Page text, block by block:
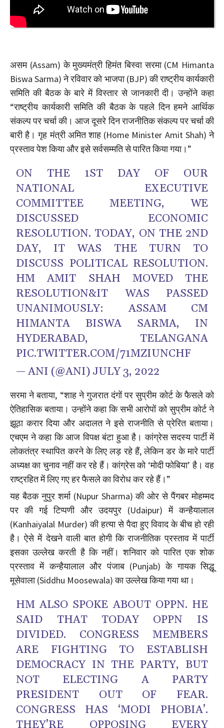
असम (Assam) के मुख्यमंत्री हिमंत बिस्वा सरमा (CM Himanta
Biswa Sarma) ने रविवार को भाजपा (BJP) की राष्ट्रीय कार्यकारी
समिति की बैठक के बारे में विस्तार से जानकारी दी। उन्होंने कहा
“राष्ट्रीय कार्यकारी समिति की बैठक के पहले दिन हमने आर्थिक
संकल्प पर चर्चा की। आज दूसरे दिन राजनीतिक संकल्प पर चर्चा की
बारी है। गृह मंत्री अमित शाह (Home Minister Amit Shah) ने
प्रस्ताव पेश किया और इसे सर्वसम्मति से पारित किया गया।”
ON THE 1ST DAY OF OUR
NATIONAL EXECUTIVE
COMMITTEE MEETING, WE
DISCUSSED ECONOMIC
RESOLUTION. TODAY, ON THE 2ND
DAY, IT WAS THE TURN TO
DISCUSS POLITICAL RESOLUTION.
HM AMIT SHAH MOVED THE
RESOLUTION&IT WAS PASSED
UNANIMOUSLY: ASSAM CM
HIMANTA BISWA SARMA, IN
HYDERABAD, TELANGANA
PIC.TWITTER.COM/71MZIUNCHF
— ANI (@ANI) JULY 3, 2022
सरमा ने बताया, “शाह ने गुजरात दंगों पर सुप्रीम कोर्ट के फैसले को
ऐतिहासिक बताया। उन्होंने कहा कि सभी आरोपों को सुप्रीम कोर्ट ने
झूठा करार दिया और अदालत ने इसे राजनीति से प्रेरित बताया।
एचएम ने कहा कि आज विपक्ष बंटा हुआ है। कांग्रेस सदस्य पार्टी में
लोकतंत्र स्थापित करने के लिए लड़ रहे हैं, लेकिन डर के मारे पार्टी
अध्यक्ष का चुनाव नहीं कर रहे हैं। कांग्रेस को ‘मोदी फोबिया’ है। वह
राष्ट्रहित में लिए गए हर फैसले का विरोध कर रहे हैं।”
यह बैठक नुपुर शर्मा (Nupur Sharma) की ओर से पैंगबर मोहम्मद
पर की गई टिप्पणी और उदयपुर (Udaipur) में कन्हैयालाल
(Kanhaiyalal Murder) की हत्या से पैदा हुए विवाद के बीच हो रही
है। ऐसे में देखने वाली बात होगी कि राजनीतिक प्रस्ताव में पार्टी
इसका उल्लेख करती है कि नहीं। शनिवार को पारित एक शोक
प्रस्ताव में कन्हैयालाल और पंजाब (Punjab) के गायक सिद्धू
मूसेवाला (Siddhu Moosewala) का उल्लेख किया गया था।
HM ALSO SPOKE ABOUT OPPN. HE
SAID THAT TODAY OPPN IS
DIVIDED. CONGRESS MEMBERS
ARE FIGHTING TO ESTABLISH
DEMOCRACY IN THE PARTY, BUT
NOT ELECTING A PARTY
PRESIDENT OUT OF FEAR.
CONGRESS HAS ‘MODI PHOBIA’.